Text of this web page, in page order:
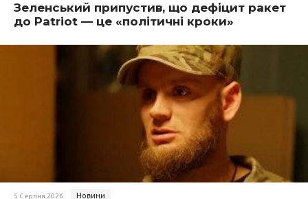
Зеленський припустив, що дефіцит ракет
до Patriot — це «політичні кроки»
5 Серпня 2026 Новини